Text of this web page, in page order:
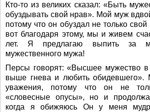
Кто-то из великих сказал: «Быть
обуздывать свой нрав». Мой муж
потому что он обуздал не только
вот благодаря этому, мы и живем
лет. Я предлагаю выпить за
мужественного мужа!
Персы говорят: «Высшее мужество в
выше гнева и любить обидевшего».
уважения, потому что он не
«словесные опусы», но и
когда я обижяюсь Он у меня